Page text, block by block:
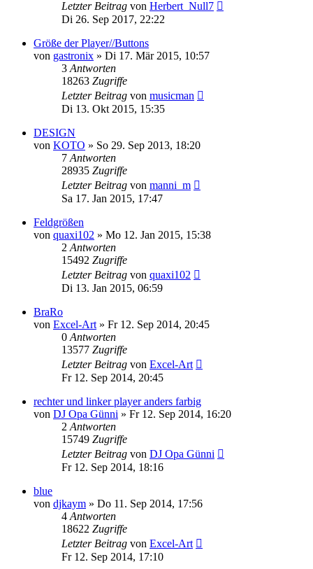
Letzter Beitrag von Herbert_Null7
Di 26. Sep 2017, 22:22
Größe der Player//Buttons
von gastronix » Di 17. Mär 2015, 10:57
3 Antworten
18263 Zugriffe
Letzter Beitrag von musicman
Di 13. Okt 2015, 15:35
DESIGN
von KOTO » So 29. Sep 2013, 18:20
7 Antworten
28935 Zugriffe
Letzter Beitrag von manni_m
Sa 17. Jan 2015, 17:47
Feldgrößen
von quaxi102 » Mo 12. Jan 2015, 15:38
2 Antworten
15492 Zugriffe
Letzter Beitrag von quaxi102
Di 13. Jan 2015, 06:59
BraRo
von Excel-Art » Fr 12. Sep 2014, 20:45
0 Antworten
13577 Zugriffe
Letzter Beitrag von Excel-Art
Fr 12. Sep 2014, 20:45
rechter und linker player anders farbig
von DJ Opa Günni » Fr 12. Sep 2014, 16:20
2 Antworten
15749 Zugriffe
Letzter Beitrag von DJ Opa Günni
Fr 12. Sep 2014, 18:16
blue
von djkaym » Do 11. Sep 2014, 17:56
4 Antworten
18622 Zugriffe
Letzter Beitrag von Excel-Art
Fr 12. Sep 2014, 17:10